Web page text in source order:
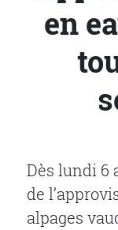
en
Dès lundi 6
de
alpages